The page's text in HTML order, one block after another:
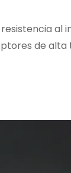
al
de alta